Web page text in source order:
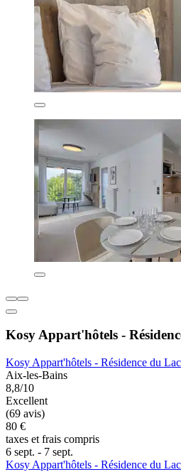
Kosy Appart'hôtels -
Kosy Appart'hôtels - Résidence du Lac
Aix-les-Bains
8,8/10
Excellent
(69 avis)
80 €
taxes et frais compris
6 sept. - 7 sept.
Kosy Appart'hôtels - Résidence du Lac